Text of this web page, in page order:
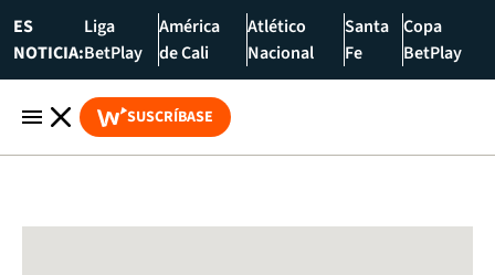
ES
NOTICIA:
Liga
BetPlay
América
de Cali
Atlético
Nacional
Santa
Fe
Copa
BetPlay
SUSCRÍBASE